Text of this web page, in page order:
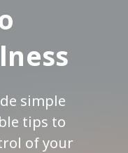
simple
tips to
of your